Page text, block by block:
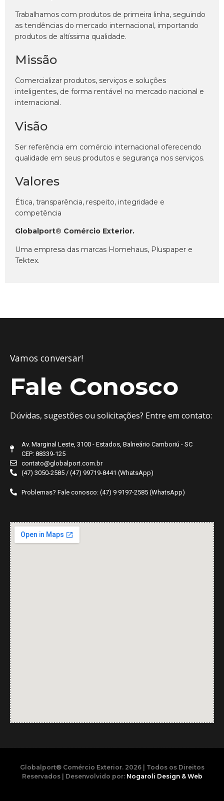
Trabalhamos com produtos de primeira linha, seguindo
as tendências do mercado internacional, importando
produtos de altíssima qualidade.
Missão
Comercializar produtos, serviços e soluções
inteligentes, de forma rentável no mercado nacional e
internacional.
Visão
Ser referência em comércio internacional oferecendo
qualidade em seus produtos e segurança nos serviços.
Valores
Ética, transparência, respeito, integridade e
competência
Globalport® Comércio Exterior.
Uma empresa das marcas Homehaus, Pluspaper e
Tektex.
Vamos conversar!
Fale Conosco
Dúvidas, sugestões ou solicitações? Entre em contato:
Av. Marginal Leste, 3100 - Estados, Balneário Camboriú - SC
CEP: 88339-125
contato@globalport.com.br
(47) 3050-2585 / (47) 99719-8441 (WhatsApp)
Problemas? Fale conosco: (47) 9 9197-2585 (WhatsApp)
Globalport® Comércio Exterior. 2026 | Todos os Direitos
Reservados | Desenvolvido por: Nogaroli Design & Web